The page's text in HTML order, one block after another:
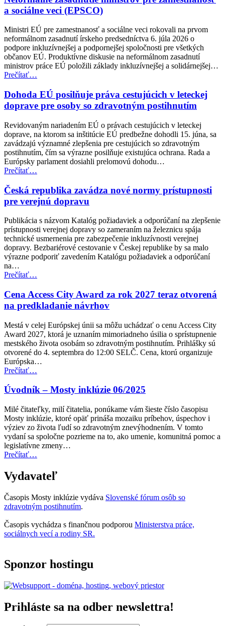
a sociálne veci (EPSCO)
Ministri EÚ pre zamestnanosť a sociálne veci rokovali na prvom
neformálnom zasadnutí írskeho predsedníctva 6. júla 2026 o
podpore inkluzívnejšej a podpornejšej spoločnosti pre všetkých
občanov EÚ. Produktívne diskusie na neformálnom zasadnutí
ministrov práce EÚ položili základy inkluzívnejšej a solidárnejšej…
Prečítať“Neformálne
ministrov
pre
zamestnanosť
sociálne
veci
(EPSCO)”
…
Dohoda EÚ posilňuje práva cestujúcich v leteckej
doprave pre osoby so zdravotným postihnutím
Revidovaným nariadením EÚ o právach cestujúcich v leteckej
doprave, na ktorom sa inštitúcie EÚ predbežne dohodli 15. júna, sa
zavádzajú významné zlepšenia pre cestujúcich so zdravotným
postihnutím, čím sa výrazne posilňuje existujúca ochrana. Rada a
Európsky parlament dosiahli prelomovú dohodu…
Prečítať“Dohoda
posilňuje
práva
cestujúcich
leteckej
doprave
pre
osoby
so
zdravotným
postihnutím”
…
Česká republika zavádza nové normy prístupnosti
pre verejnú dopravu
Publikácia s názvom Katalóg požiadaviek a odporúčaní na zlepšenie
prístupnosti verejnej dopravy so zameraním na železnicu spája
technické usmernenia pre zabezpečenie inkluzívnosti verejnej
dopravy. Bezbariérové cestovanie v Českej republike by sa malo
výrazne podporiť zavedením Katalógu požiadaviek a odporúčaní
na…
Prečítať“Česká
zavádza
nové
normy
pre
verejnú
dopravu”
…
Cena Access City Award za rok 2027 teraz otvorená
na predkladanie návrhov
Mestá v celej Európskej únii sa môžu uchádzať o cenu Access City
Award 2027, ktorá je uznaním mimoriadneho úsilia o sprístupnenie
mestského života osobám so zdravotným postihnutím. Prihlášky sú
otvorené do 4. septembra do 12:00 SELČ. Cena, ktorú organizuje
Európska…
Prečítať“Cena
City
za
rok
2027
teraz
otvorená
na
predkladanie
návrhov”
…
Úvodník – Mosty inklúzie 06/2025
Milé čitateľky, milí čitatelia, ponúkame vám šieste číslo časopisu
Mosty inklúzie, ktoré opäť prináša mozaiku príbehov, úspechov i
výziev zo života ľudí so zdravotným znevýhodnením. V tomto
vydaní sa spoločne pozrieme na to, ako umenie, komunitná pomoc a
legislatívne zmeny…
Prečítať“Úvodník
Mosty
inklúzie
…
Vydavateľ
Časopis Mosty inklúzie vydáva Slovenské fórum osôb so
zdravotným postihnutím.
Časopis vychádza s finančnou podporou Ministerstva práce,
sociálnych vecí a rodiny SR.
Sponzor hostingu
Prihláste sa na odber newslettra!